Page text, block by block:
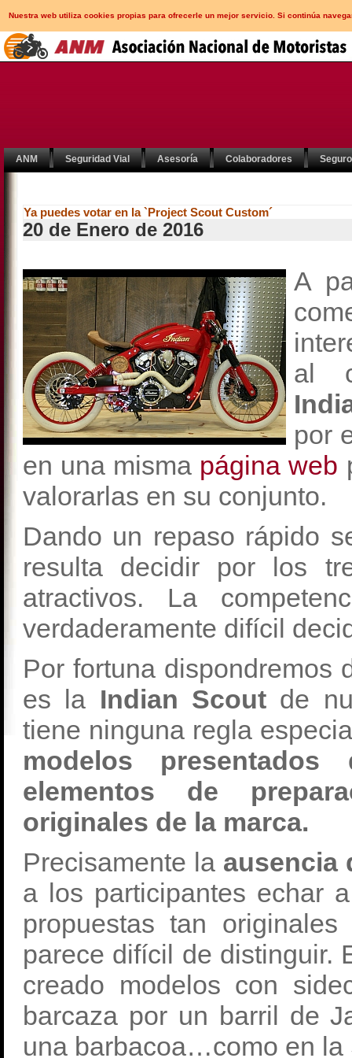
Nuestra web utiliza cookies propias para ofrecerle un mejor servicio. Si continúa
ANM Seguridad Vial Asesoría Colaboradores
Ya puedes votar en la `Project Scout Custom´
20 de Enero de 2016
A
al
por
en una misma página web
valorarlas en su conjunto.
Dando un repaso rápido
resulta decidir por los
atractivos. La
verdaderamente difícil
Por fortuna dispondremos
es la Indian Scout de
tiene ninguna regla
modelos
elementos de
originales de la marca.
Precisamente la ausencia
a los participantes echar
propuestas tan
parece difícil de distinguir.
creado modelos con
barcaza por un barril de
una barbacoa…como en la